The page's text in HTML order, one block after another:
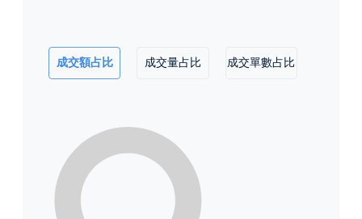
成交額占比 成交量占比 成交單數占比